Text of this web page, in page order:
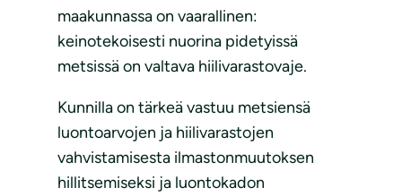
maakunnassa on vaarallinen:
keinotekoisesti nuorina pidetyissä
metsissä on valtava hiilivarastovaje.
Kunnilla on tärkeä vastuu metsiensä
luontoarvojen ja hiilivarastojen
vahvistamisesta ilmastonmuutoksen
hillitsemiseksi ja luontokadon